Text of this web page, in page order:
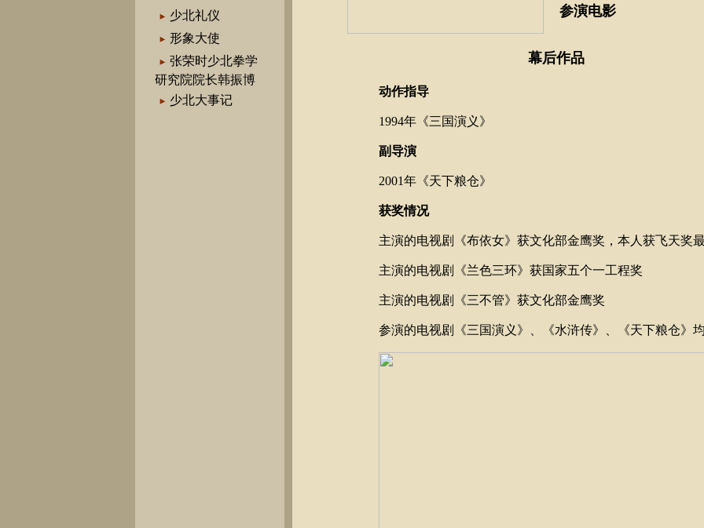
少北礼仪
形象大使
张荣时少北拳学
研究院院长韩振博
少北大事记
参演电影
幕后作品
动作指导
1994年《三国演义》
副导演
2001年《天下粮仓》
获奖情况
主演的电视剧《布依女》获文化部金鹰奖，本人获飞天奖
主演的电视剧《兰色三环》获国家五个一工程奖
主演的电视剧《三不管》获文化部金鹰奖
参演的电视剧《三国演义》、《水浒传》、《天下粮仓》